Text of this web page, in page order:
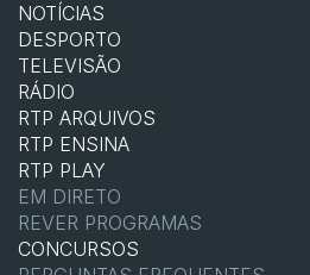
NOTÍCIAS
DESPORTO
TELEVISÃO
RÁDIO
RTP ARQUIVOS
RTP ENSINA
RTP PLAY
EM DIRETO
REVER PROGRAMAS
CONCURSOS